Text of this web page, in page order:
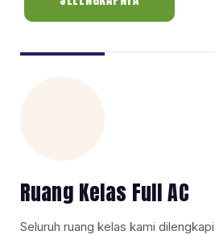
Ruang Kelas Full AC
Seluruh ruang kelas kami